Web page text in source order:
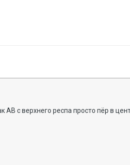
с верхнего респа просто пёр в